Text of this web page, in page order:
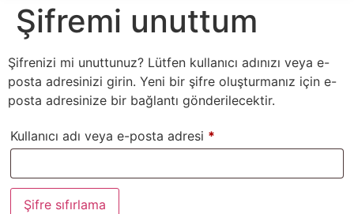
Şifremi unuttum
Şifrenizi mi unuttunuz? Lütfen kullanıcı adınızı veya e-
posta adresinizi girin. Yeni bir şifre oluşturmanız için e-
posta adresinize bir bağlantı gönderilecektir.
Kullanıcı adı veya e-posta adresi *
Şifre sıfırlama